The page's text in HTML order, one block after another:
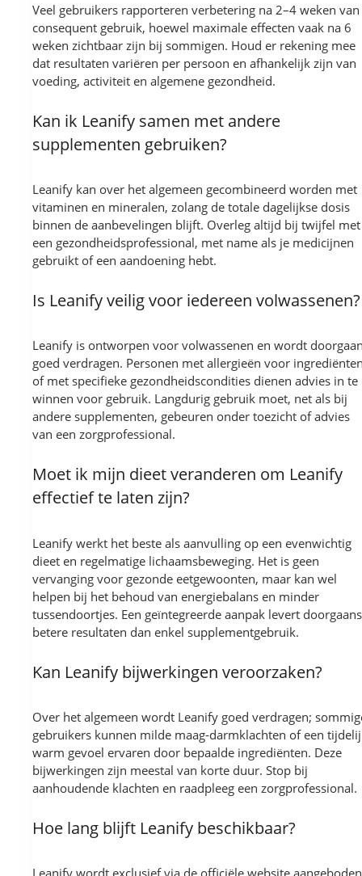
Veel gebruikers rapporteren verbetering na 2–4 weken van
consequent gebruik, hoewel maximale effecten vaak na 6
weken zichtbaar zijn bij sommigen. Houd er rekening mee
dat resultaten variëren per persoon en afhankelijk zijn van
voeding, activiteit en algemene gezondheid.
Kan ik Leanify samen met andere
supplementen gebruiken?
Leanify kan over het algemeen gecombineerd worden met
vitaminen en mineralen, zolang de totale dagelijkse dosis
binnen de aanbevelingen blijft. Overleg altijd bij twijfel met
een gezondheidsprofessional, met name als je medicijnen
gebruikt of een aandoening hebt.
Is Leanify veilig voor iedereen volwassenen?
Leanify is ontworpen voor volwassenen en wordt
goed verdragen. Personen met allergieën voor
of met specifieke gezondheidscondities dienen advies in te
winnen voor gebruik. Langdurig gebruik moet, net als bij
andere supplementen, gebeuren onder toezicht of advies
van een zorgprofessional.
Moet ik mijn dieet veranderen om Leanify
effectief te laten zijn?
Leanify werkt het beste als aanvulling op een evenwichtig
dieet en regelmatige lichaamsbeweging. Het is geen
vervanging voor gezonde eetgewoonten, maar kan wel
helpen bij het behoud van energiebalans en minder
tussendoortjes. Een geïntegreerde aanpak levert doorgaans
betere resultaten dan enkel supplementgebruik.
Kan Leanify bijwerkingen veroorzaken?
Over het algemeen wordt Leanify goed verdragen;
gebruikers kunnen milde maag-darmklachten of een
warm gevoel ervaren door bepaalde ingrediënten. Deze
bijwerkingen zijn meestal van korte duur. Stop bij
aanhoudende klachten en raadpleeg een zorgprofessional.
Hoe lang blijft Leanify beschikbaar?